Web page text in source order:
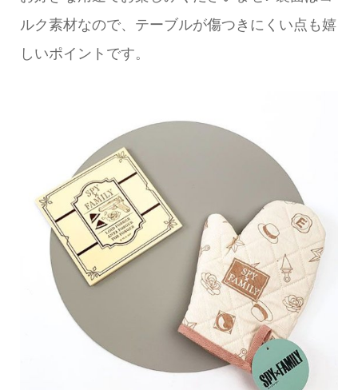
ルク素材なので、テーブルが傷つきにくい点も嬉
しいポイントです。